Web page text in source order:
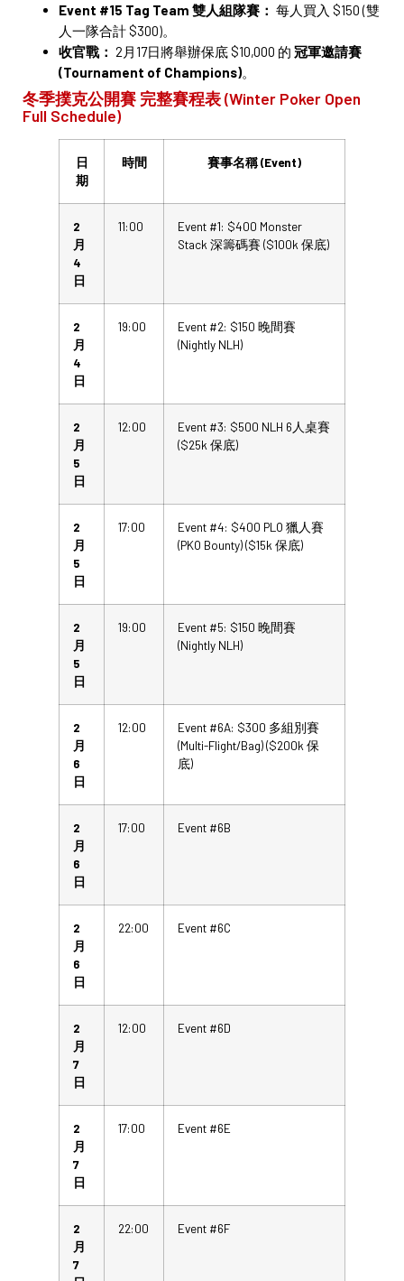
Event #15 Tag Team 雙人組隊賽： 每人買入 $150 (雙
人一隊合計 $300)。
收官戰： 2月17日將舉辦保底 $10,000 的 冠軍邀請賽
(Tournament of Champions)。
冬季撲克公開賽 完整賽程表 (Winter Poker Open
Full Schedule)
日
期
時間 賽事名稱 (Event)
2
月
4
日
11:00
Event #1: $400 Monster
Stack 深籌碼賽 ($100k 保底)
2
月
4
日
19:00
Event #2: $150 晚間賽
(Nightly NLH)
2
月
5
日
12:00
Event #3: $500 NLH 6人桌賽
($25k 保底)
2
月
5
日
17:00
Event #4: $400 PLO 獵人賽
(PKO Bounty) ($15k 保底)
2
月
5
日
19:00
Event #5: $150 晚間賽
(Nightly NLH)
2
月
6
日
12:00
Event #6A: $300 多組別賽
(Multi-Flight/Bag) ($200k 保
底)
2
月
6
日
17:00 Event #6B
2
月
6
日
22:00 Event #6C
2
月
7
日
12:00 Event #6D
2
月
7
日
17:00 Event #6E
2
月
7
22:00 Event #6F